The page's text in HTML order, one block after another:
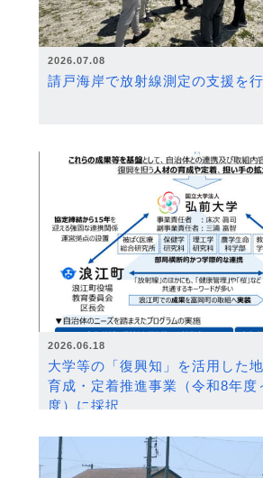
2026.07.08
請戸海岸で放射線測定の支援を行
2026.06.18
大学等の「復興知」を活用した
育成・定着推進事業（令和8年度
度）に採択